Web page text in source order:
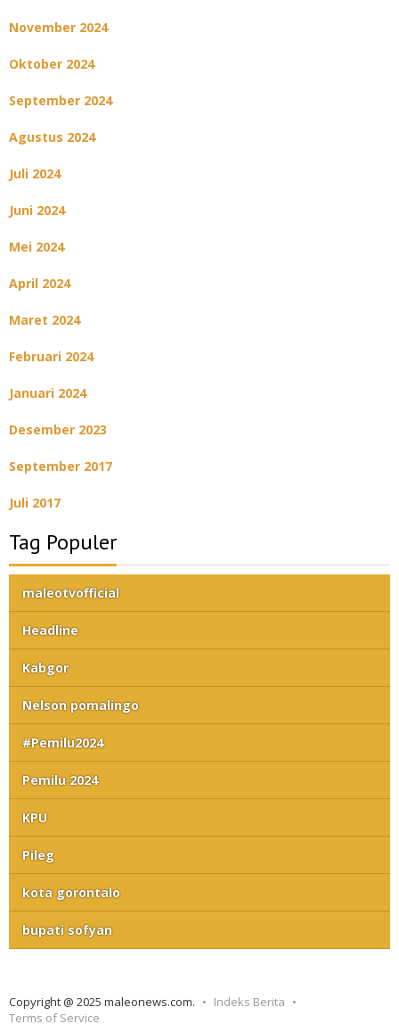
November 2024
Oktober 2024
September 2024
Agustus 2024
Juli 2024
Juni 2024
Mei 2024
April 2024
Maret 2024
Februari 2024
Januari 2024
Desember 2023
September 2017
Juli 2017
Tag Populer
maleotvofficial
Headline
Kabgor
Nelson pomalingo
#Pemilu2024
Pemilu 2024
KPU
Pileg
kota gorontalo
bupati sofyan
Copyright @ 2025 maleonews.com.
Indeks Berita
Terms of Service